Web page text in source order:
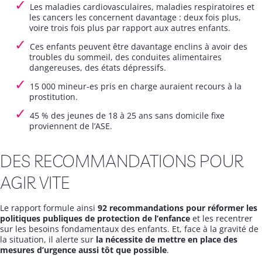
Les maladies cardiovasculaires, maladies respiratoires et
les cancers les concernent davantage : deux fois plus,
voire trois fois plus par rapport aux autres enfants.
Ces enfants peuvent être davantage enclins à avoir des
troubles du sommeil, des conduites alimentaires
dangereuses, des états dépressifs.
15 000 mineur-es pris en charge auraient recours à la
prostitution.
45 % des jeunes de 18 à 25 ans sans domicile fixe
proviennent de l’ASE.
DES RECOMMANDATIONS POUR
AGIR VITE
Le rapport formule ainsi 92 recommandations pour réformer les
politiques publiques de protection de l’enfance et les recentrer
sur les besoins fondamentaux des enfants. Et, face à la gravité de
la situation, il alerte sur la nécessite de mettre en place des
mesures d’urgence aussi tôt que possible.